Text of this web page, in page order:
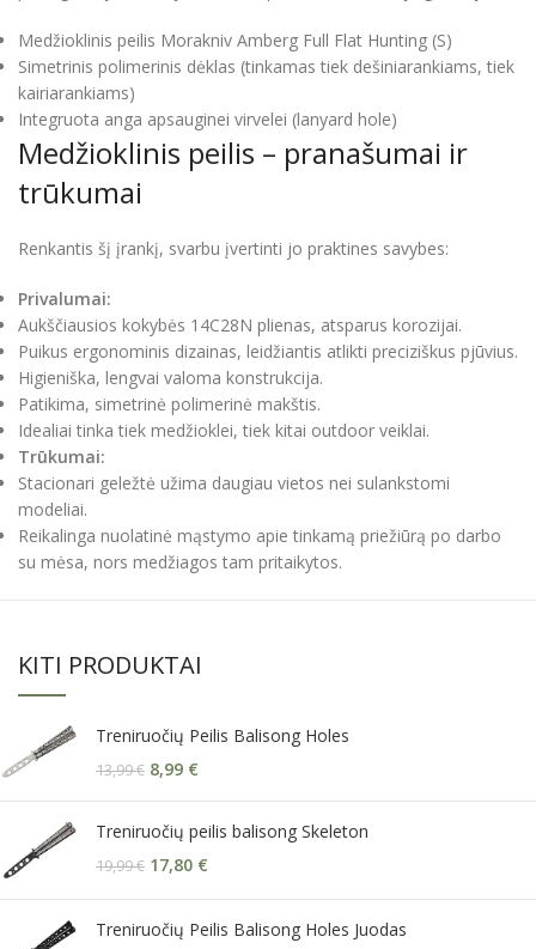
Medžioklinis peilis Morakniv Amberg Full Flat Hunting (S)
Simetrinis polimerinis dėklas (tinkamas tiek dešiniarankiams, tiek
kairiarankiams)
Integruota anga apsauginei virvelei (lanyard hole)
Medžioklinis peilis – pranašumai ir
trūkumai
Renkantis šį įrankį, svarbu įvertinti jo praktines savybes:
Privalumai:
Aukščiausios kokybės 14C28N plienas, atsparus korozijai.
Puikus ergonominis dizainas, leidžiantis atlikti preciziškus pjūvius.
Higieniška, lengvai valoma konstrukcija.
Patikima, simetrinė polimerinė makštis.
Idealiai tinka tiek medžioklei, tiek kitai outdoor veiklai.
Trūkumai:
Stacionari geležtė užima daugiau vietos nei sulankstomi
modeliai.
Reikalinga nuolatinė mąstymo apie tinkamą priežiūrą po darbo
su mėsa, nors medžiagos tam pritaikytos.
KITI PRODUKTAI
Treniruočių Peilis Balisong Holes
13,99€ 8,99 €
Treniruočių peilis balisong Skeleton
19,99€ 17,80 €
Treniruočių Peilis Balisong Holes Juodas